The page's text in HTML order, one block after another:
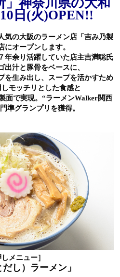
日(火)OPEN!!
気の大阪のラーメン店「吉み乃製
にオープンします。
年余り活躍していた店主吉満聡氏
出汁と豚骨をベースに、
を生み出し、スープを活かすため
モッチリとした食感と
面で実現。“ラーメンWalker関西
準グランプリを獲得。
しメニュー］
だし）ラーメン」